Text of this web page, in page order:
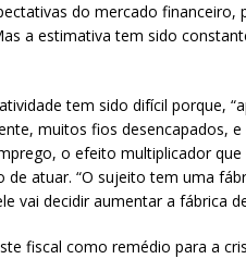
do mercado financeiro,
a estimativa tem sido
tem sido difícil porque,
muitos fios desencapados,
o efeito multiplicador
atuar. “O sujeito tem uma
vai decidir aumentar a fábrica
fiscal como remédio para a